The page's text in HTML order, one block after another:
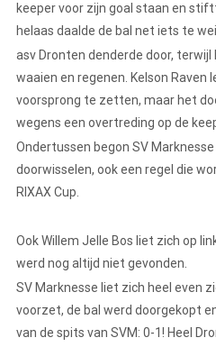
keeper voor zijn goal staan en
helaas daalde de bal net iets te
asv Dronten denderde door,
waaien en regenen. Kelson Raven
voorsprong te zetten, maar het
wegens een overtreding op de
Ondertussen begon SV
doorwisselen, ook een regel die
RIXAX Cup.
Ook Willem Jelle Bos liet zich op
werd nog altijd niet gevonden.
SV Marknesse liet zich heel even
voorzet, de bal werd doorgekopt
van de spits van SVM: 0-1! Heel